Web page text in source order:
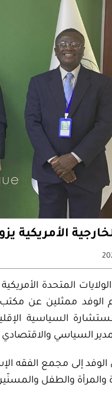
الأمريكية
الوفد ممثلين عن مكتب
السياسية
السياسي
إلى مجمع الفقه
والمرأة والطفل